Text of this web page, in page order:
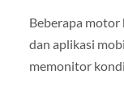
Beberapa motor
dan aplikasi
memonitor